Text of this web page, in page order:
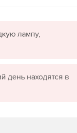
лампу,
день находятся в